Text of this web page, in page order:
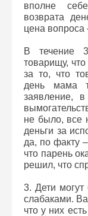
вполне
возврата
цена вопроса
В течение
товарищу,
за то, что
день мама
заявление,
не было, все
деньги за
да, по факту
что парень
решил, что
3. Дети могут
слабаками.
что у них